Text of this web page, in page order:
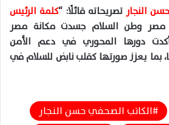
النجار تصريحاته قائلًا: “كلمة الرئيس
مصر وطن السلام جسدت مكانة مصر
وأكدت دورها المحوري في دعم الأمن
بما يعزز صورتها كقلب نابض للسلام في
الكاتب الصحفي حسن النجار